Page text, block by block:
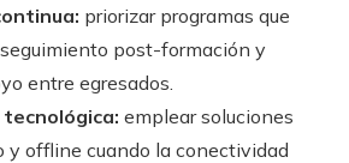
priorizar programas que
post-formación y
entre egresados.
emplear soluciones
y offline cuando la conectividad